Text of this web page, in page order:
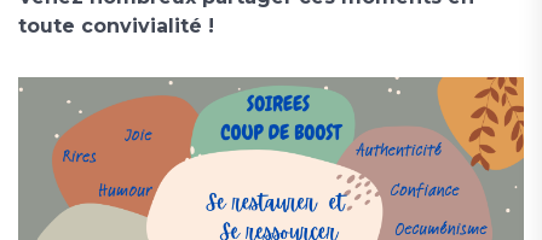
toute convivialité !